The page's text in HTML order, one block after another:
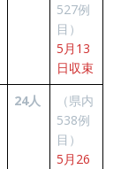
527例
目）
5月13
日収束
24人
（県内
538例
目）
5月26